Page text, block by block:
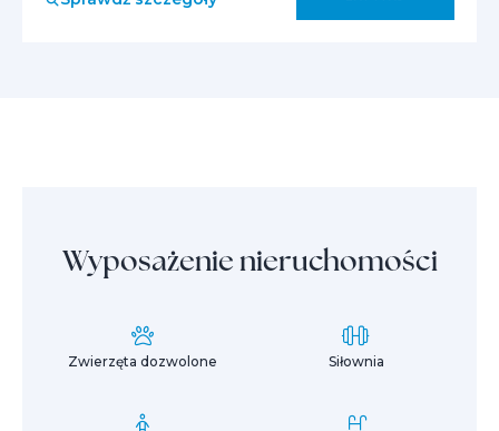
Wyposażenie nieruchomości
Zwierzęta dozwolone Siłownia